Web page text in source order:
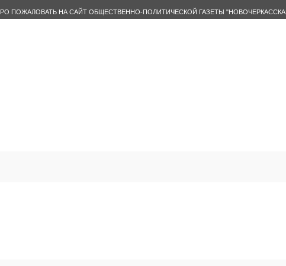
ПОЖАЛОВАТЬ НА САЙТ ОБЩЕСТВЕННО-ПОЛИТИЧЕСКОЙ ГАЗЕТЫ